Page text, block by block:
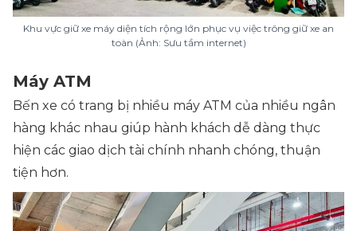
Khu vực giữ xe máy diện tích rộng lớn phục vụ việc trông giữ xe an
toàn (Ảnh: Sưu tầm internet)
Máy ATM
Bến xe có trang bị nhiều máy ATM của nhiều ngân
hàng khác nhau giúp hành khách dễ dàng thực
hiện các giao dịch tài chính nhanh chóng, thuận
tiện hơn.